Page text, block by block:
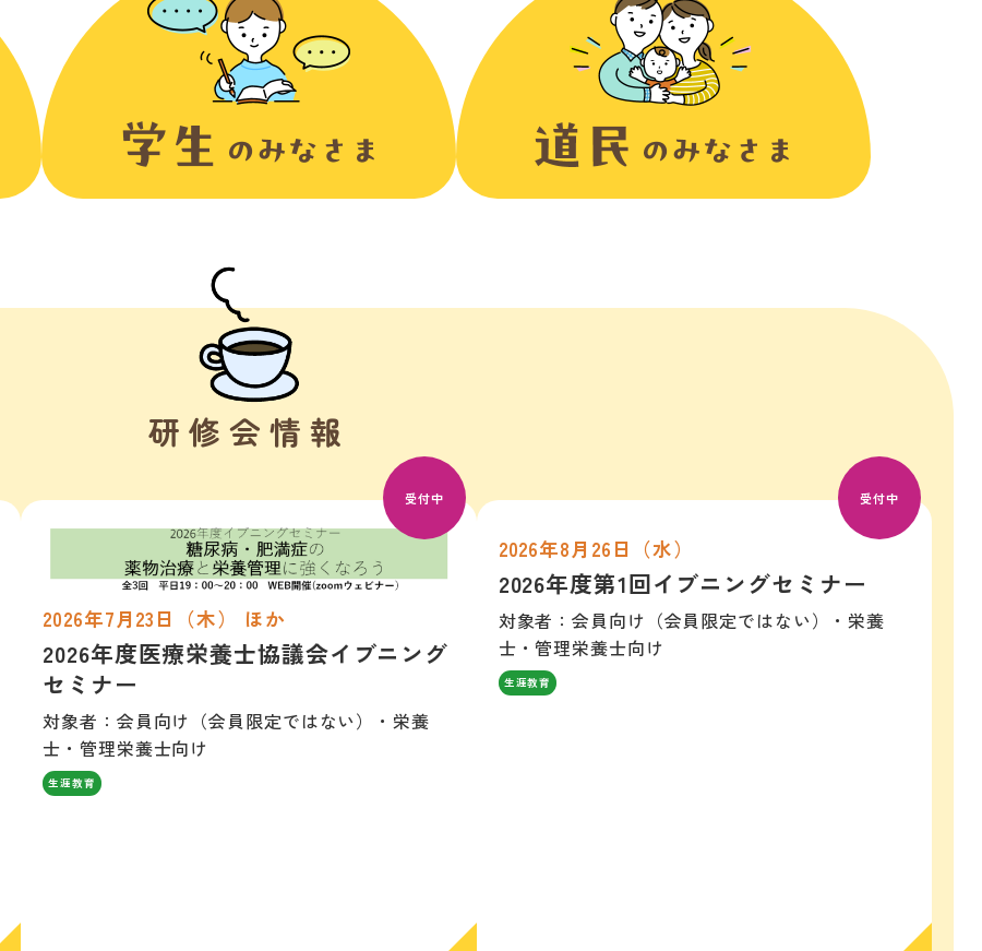
研修会情報
受付中
2026年7月23日（木） ほか
2026年度医療栄養士協議会イブニング
セミナー
対象者：会員向け（会員限定ではない）・栄養
士・管理栄養士向け
生涯教育
受付中
2026年8月26日（水）
2026年度第1回イブニングセミナー
対象者：会員向け（会員限定ではない）・栄養
士・管理栄養士向け
生涯教育